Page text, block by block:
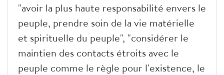
"avoir la plus haute responsabilité envers le
peuple, prendre soin de la vie matérielle
et spirituelle du peuple", "considérer le
maintien des contacts étroits avec le
peuple comme le règle pour l'existence, le